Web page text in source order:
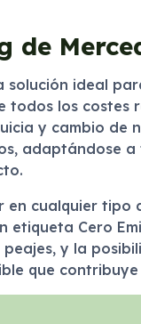
solución ideal
los
y cambio
adaptándose
en cualquier
etiqueta Cero
y la
que